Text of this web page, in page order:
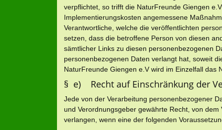
verpflichtet, so trifft die NaturFreunde Giengen
Implementierungskosten angemessene
Verantwortliche, welche die veröffentlichten
setzen, dass die betroffene Person von diesen
sämtlicher Links zu diesen personenbezogenen
personenbezogenen Daten verlangt hat, soweit
NaturFreunde Giengen e.V wird im Einzelfall das
§ e) Recht auf Einschränkung der
Jede von der Verarbeitung personenbezogener
und Verordnungsgeber gewährte Recht, von
verlangen, wenn eine der folgenden